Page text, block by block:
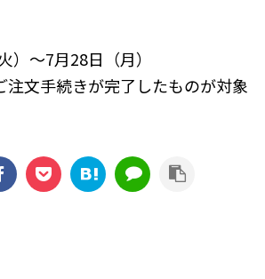
）～7月28日（月）
文手続きが完了したものが対象